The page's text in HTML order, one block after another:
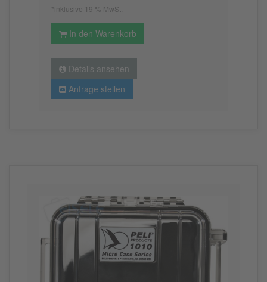
*inklusive 19 % MwSt.
In den Warenkorb
Details ansehen
Anfrage stellen